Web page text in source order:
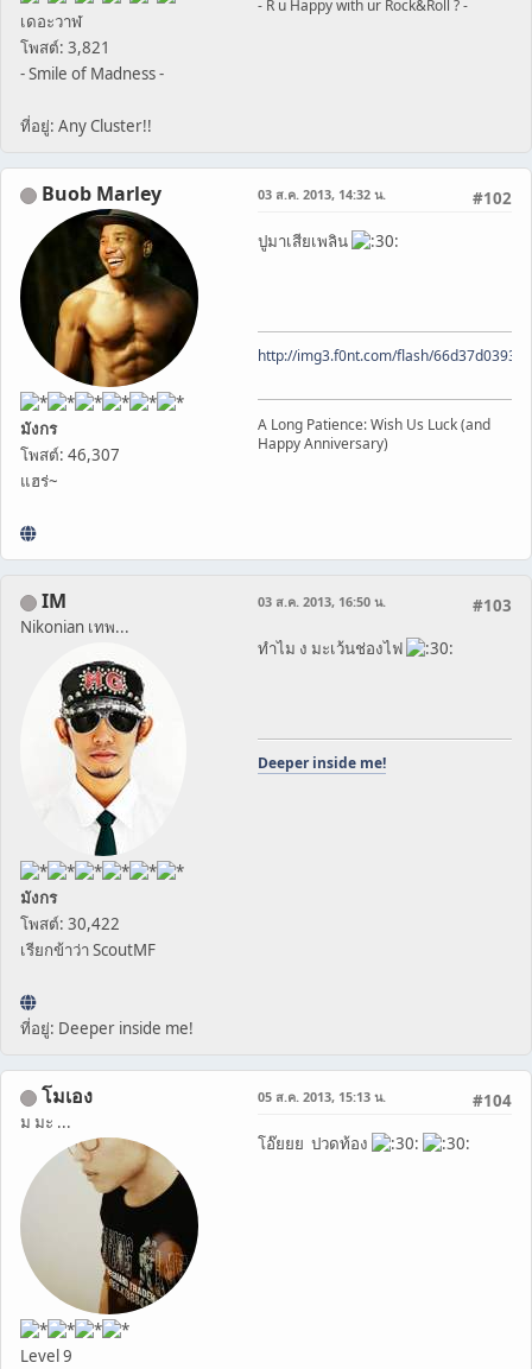
เดอะวาฬ
โพสต์: 3,821
- Smile of Madness -
ที่อยู่: Any Cluster!!
- R u Happy with ur Rock&Roll ? -
Buob Marley
มังกร
โพสต์: 46,307
แฮร่~
#102
03 ส.ค. 2013, 14:32 น.
ปูมาเสียเพลิน
http://img3.f0nt.com/flash/
A Long Patience: Wish Us Luck (and
Happy Anniversary)
IM
Nikonian เทพ...
มังกร
โพสต์: 30,422
เรียกข้าว่า ScoutMF
ที่อยู่: Deeper inside me!
#103
03 ส.ค. 2013, 16:50 น.
ทำไม ง มะเว้นช่องไฟ
Deeper inside me!
โมเอง
ม มะ ...
Level 9
#104
05 ส.ค. 2013, 15:13 น.
โอ๊ยยย ปวดท้อง